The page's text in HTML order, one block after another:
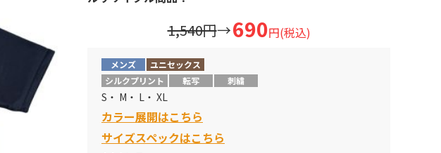
1,540円→690円(税込)
メンズ
ユニセックス
シルクプリント
転写 刺繍
S・ M・ L・ XL
カラー展開はこちら
サイズスペックはこちら